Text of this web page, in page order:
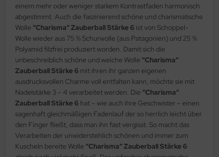
einem mehr oder weniger starkem Kontrastfaden harmonisch
abgestimmt. Auch die faszinierend schöne und charismatische
Wolle “Charisma“ Zauberball Stärke 6 ist von Schoppel-
Wolle wieder aus 75 % Schurwolle (aus Patagonien) und 25 %
Polyamid filzfrei produziert worden. Damit sich die
unbeschreiblich schöne und weiche Wolle “Charisma“
Zauberball Stärke 6 mit ihren ihr ganzen eigenen
ausdrucksvollen Charme voll entfalten kann, möchte sie mit
Nadelstärke 3 – 4 verarbeitet werden. Die “Charisma“
Zauberball Stärke 6 hat – wie auch ihre Geschwister – einen
sagenhaft gleichmäßigen Fadenlauf der so herrlich leicht über
den Finger fließt, dass man ihn fast vergisst. So macht das
Verarbeiten der unwiderstehlich schönen und immer zum
Kuscheln bereite Wolle “Charisma“ Zauberball Stärke 6